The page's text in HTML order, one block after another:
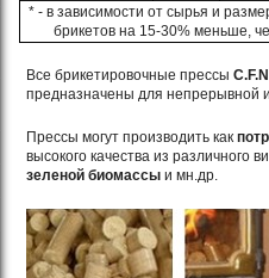
* - в зависимости от сырья и
брикетов на 15-30% меньше,
Все брикетировочные прессы
предназначены для непрерывной
Прессы могут производить как
высокого качества из различного
зеленой биомассы и мн.др.